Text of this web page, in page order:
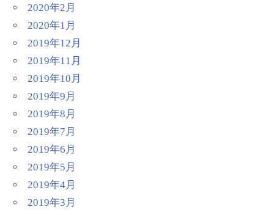
2020年2月
2020年1月
2019年12月
2019年11月
2019年10月
2019年9月
2019年8月
2019年7月
2019年6月
2019年5月
2019年4月
2019年3月